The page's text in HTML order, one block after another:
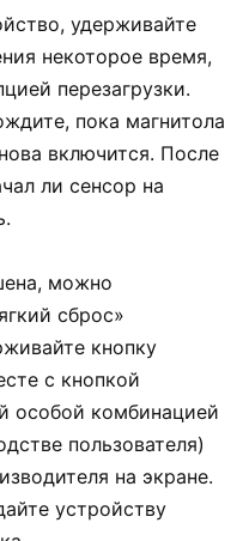
удерживайте
некоторое время,
перезагрузки.
пока магнитола
включится. После
ли сенсор на
можно
сброс»
кнопку
с кнопкой
особой комбинацией
пользователя)
на экране.
устройству